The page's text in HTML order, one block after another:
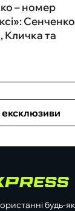
– номер
Сенченко
Кличка та
ексклюзиви
будь-